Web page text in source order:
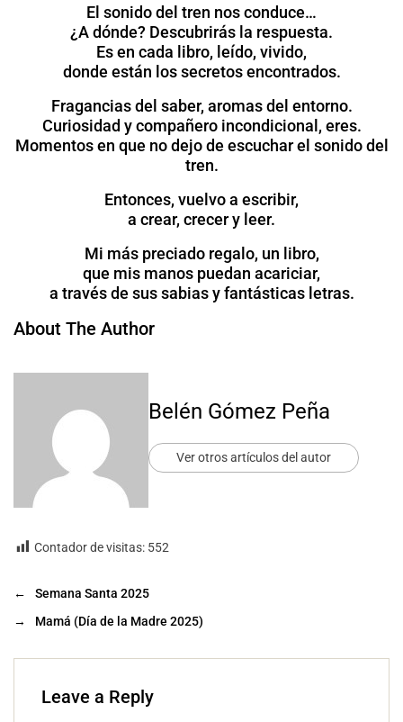
El sonido del tren nos conduce…
¿A dónde? Descubrirás la respuesta.
Es en cada libro, leído, vivido,
donde están los secretos encontrados.
Fragancias del saber, aromas del entorno.
Curiosidad y compañero incondicional, eres.
Momentos en que no dejo de escuchar el sonido del
tren.
Entonces, vuelvo a escribir,
a crear, crecer y leer.
Mi más preciado regalo, un libro,
que mis manos puedan acariciar,
a través de sus sabias y fantásticas letras.
About The Author
Belén Gómez Peña
Ver otros artículos del autor
Contador de visitas: 552
←
Semana Santa 2025
→
Mamá (Día de la Madre 2025)
Leave a Reply